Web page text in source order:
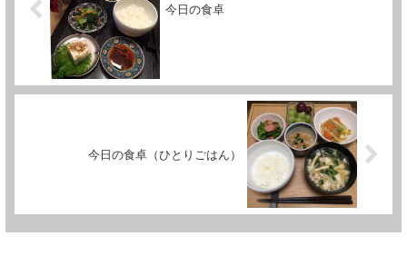
今日の食卓
今日の食卓（ひとりごはん）